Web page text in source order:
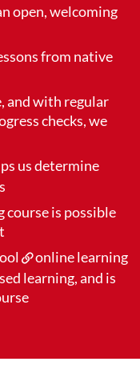
open, welcoming
from native
and with regular
checks, we
us determine
course is possible
online learning
learning, and is